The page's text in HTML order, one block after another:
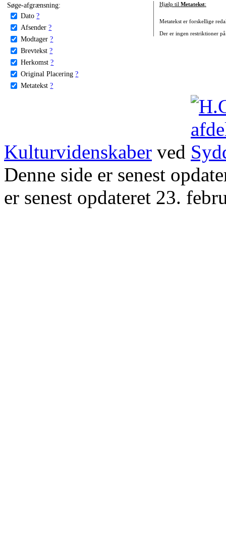
Søge-afgrænsning:
Dato ?
Afsender ?
Modtager ?
Brevtekst ?
Herkomst ?
Original Placering ?
Metatekst ?
Hjælp til Metatekst:
Metatekst er forskellige
Der er ingen restriktioner
Kulturvidenskaber ved
Denne side er senest
er senest opdateret 23.